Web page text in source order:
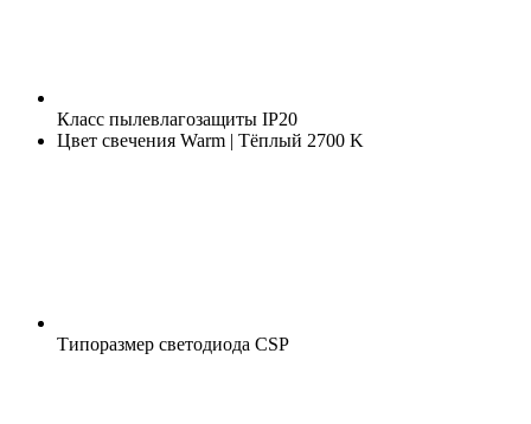
Класс пылевлагозащиты IP20
Цвет свечения Warm | Тёплый 2700 K
Типоразмер светодиода CSP